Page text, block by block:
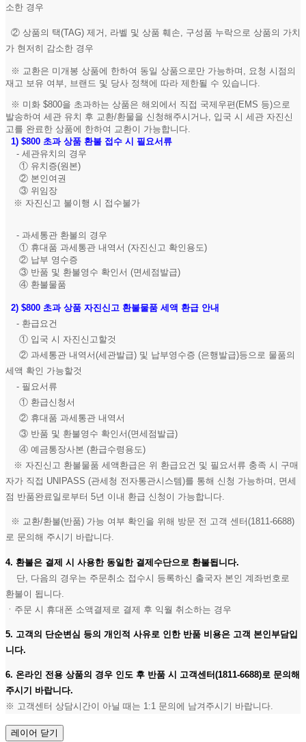
소한 경우
② 상품의 택(TAG) 제거, 라벨 및 상품 훼손, 구성품 누락으로 상품의 가치
가 현저히 감소한 경우
※ 교환은 미개봉 상품에 한하여 동일 상품으로만 가능하며, 요청 시점의
재고 보유 여부, 브랜드 및 당사 정책에 따라 제한될 수 있습니다.
※ 미화 $800을 초과하는 상품은 해외에서 직접 국제우편(EMS 등)으로
발송하여 세관 유치 후 교환/환물을 신청해주시거나, 입국 시 세관 자진신
고를 완료한 상품에 한하여 교환이 가능합니다.
1) $800 초과 상품 환불 접수 시 필요서류
- 세관유치의 경우
① 유치증(원본)
② 본인여권
③ 위임장
※ 자진신고 불이행 시 접수불가
- 과세통관 환불의 경우
① 휴대품 과세통관 내역서 (자진신고 확인용도)
② 납부 영수증
③ 반품 및 환불영수 확인서 (면세점발급)
④ 환불물품
2) $800 초과 상품 자진신고 환불물품 세액 환급 안내
- 환급요건
① 입국 시 자진신고할것
② 과세통관 내역서(세관발급) 및 납부영수증 (은행발급)등으로 물품의
세액 확인 가능할것
- 필요서류
① 환급신청서
② 휴대품 과세통관 내역서
③ 반품 및 환불영수 확인서(면세점발급)
④ 예금통장사본 (환급수령용도)
※ 자진신고 환불물품 세액환급은 위 환급요건 및 필요서류 충족 시 구매
자가 직접 UNIPASS (관세청 전자통관시스템)를 통해 신청 가능하며, 면세
점 반품완료일로부터 5년 이내 환급 신청이 가능합니다.
※ 교환/환불(반품) 가능 여부 확인을 위해 방문 전 고객 센터(1811-6688)
로 문의해 주시기 바랍니다.
4. 환불은 결제 시 사용한 동일한 결제수단으로 환불됩니다.
단, 다음의 경우는 주문취소 접수시 등록하신 출국자 본인 계좌번호로
환불이 됩니다.
ㆍ주문 시 휴대폰 소액결제로 결제 후 익월 취소하는 경우
5. 고객의 단순변심 등의 개인적 사유로 인한 반품 비용은 고객 본인부담입
니다.
6. 온라인 전용 상품의 경우 인도 후 반품 시 고객센터(1811-6688)로 문의해
주시기 바랍니다.
※ 고객센터 상담시간이 아닐 때는 1:1 문의에 남겨주시기 바랍니다.
레이어 닫기